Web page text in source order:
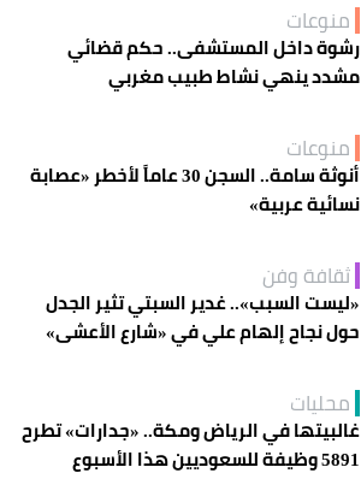
منوعات
رشوة داخل المستشفى.. حكم قضائي
مشدد ينهي نشاط طبيب مغربي
منوعات
أنوثة سامة.. السجن 30 عاماً لأخطر «عصابة
نسائية عربية»
ثقافة وفن
«ليست السبب».. غدير السبتي تثير الجدل
حول نجاح إلهام علي في «شارع الأعشى»
محليات
غالبيتها في الرياض ومكة.. «جدارات» تطرح
5891 وظيفة للسعوديين هذا الأسبوع